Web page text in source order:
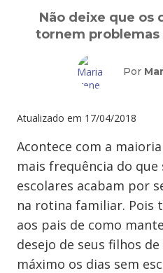
Não deixe que os
tornem
Por
Atualizado em 17/04/2018
Acontece com a
mais frequência do que
escolares acabam por
na rotina familiar. Pois
aos pais de como
desejo de seus filhos
máximo os dias sem